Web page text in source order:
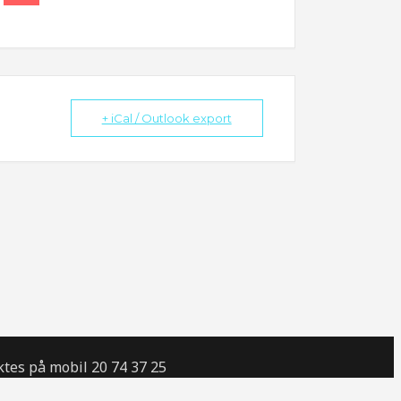
+ iCal / Outlook export
på mobil 20 74 37 25